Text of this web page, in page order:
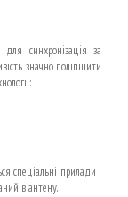
синхронізація за
значно поліпшити
спеціальні прилади і
в антену.